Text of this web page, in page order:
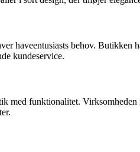
haveentusiasts behov.
kundeservice.
funktionalitet.